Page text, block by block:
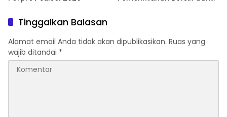
Tinggalkan Balasan
Alamat email Anda tidak akan dipublikasikan. Ruas yang
wajib ditandai *